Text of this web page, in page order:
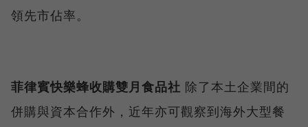
領先市佔率。
菲律賓快樂蜂收購雙月食品社 除了本土企業間的
併購與資本合作外，近年亦可觀察到海外大型餐